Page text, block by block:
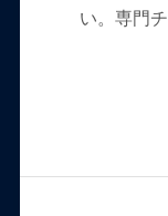
い。専門